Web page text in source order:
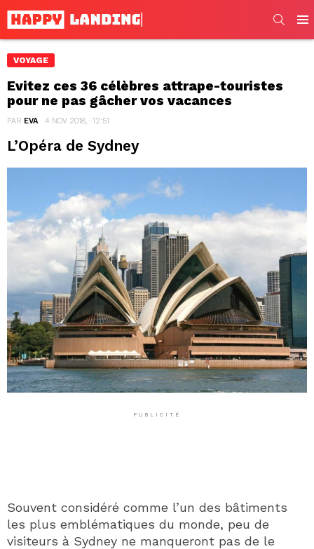
VOYAGE
Evitez ces 36 célèbres attrape-touristes
pour ne pas gâcher vos vacances
PAR EVA 4 NOV 2018, · 12:51
L’Opéra de Sydney
PUBLICITÉ
Souvent considéré comme l’un des bâtiments
les plus emblématiques du monde, peu de
visiteurs à Sydney ne manqueront pas de le